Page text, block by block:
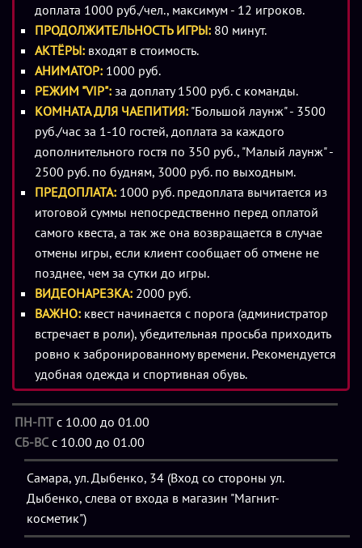
Вы находите объявление в интернете и устраиваетесь
работать в ночную смену охранниками пиццерии “Фредди
Фазбера”. Работа не пыльная, сидеть за компьютером,
наблюдать за камерами и периодически делать обход
помещения, как утверждает работодатель - ничего
сложного.
Предыдущий охранник оставил послание для будущих
стажеров. Прослушав его вы понимаете, что городские
слухи вовсе не беспочвенны, а железные аниматроники
вовсе не бездушны.
Жанр: Мистика, хоррор, саспенс, стелс
Уровень сложности: средний
Уровень страха: максимальный
Сложность: 4 из 10 (2 из 5).
Вас ждет:
- Локации площадью 400 кв. м., спроектированные по
референсам из игр;
- Нелинейное прохождение;
- 4 разных концовки;
- Атмосфера заброшенной пиццерии Фредди Фазбера;
- Страшные индивидуальные задания;
- Профессиональная звуковая система Dolby Atmos;
- Детализированные декорации;
доплата 1000 руб./чел., максимум - 12 игроков.
ПРОДОЛЖИТЕЛЬНОСТЬ ИГРЫ: 80 минут.
АКТЁРЫ: входят в стоимость.
АНИМАТОР: 1000 руб.
РЕЖИМ "VIP": за доплату 1500 руб. с команды.
КОМНАТА ДЛЯ ЧАЕПИТИЯ: "Большой лаунж" - 3500
руб./час за 1-10 гостей, доплата за каждого
дополнительного гостя по 350 руб., "Малый лаунж" -
2500 руб. по будням, 3000 руб. по выходным.
ПРЕДОПЛАТА: 1000 руб. предоплата вычитается из
итоговой суммы непосредственно перед оплатой
самого квеста, а так же она возвращается в случае
отмены игры, если клиент сообщает об отмене не
позднее, чем за сутки до игры.
ВИДЕОНАРЕЗКА: 2000 руб.
ВАЖНО: квест начинается с порога (администратор
встречает в роли), убедительная просьба приходить
ровно к забронированному времени. Рекомендуется
удобная одежда и спортивная обувь.
ПН-ПТс 10.00 до 01.00
СБ-ВС с 10.00 до 01.00
Самара, ул. Дыбенко, 34 (Вход со стороны ул.
Дыбенко, слева от входа в магазин "Магнит-
косметик")